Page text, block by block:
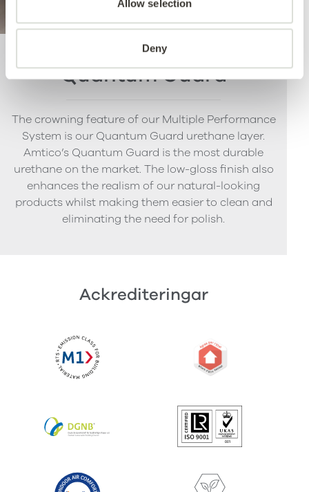
Allow selection
Deny
Quantum Guard
The crowning feature of our Multiple Performance
System is our Quantum Guard urethane layer.
Amtico’s Quantum Guard is the most durable
urethane on the market. The low-gloss finish also
enhances the realism of our natural-looking
products whilst making them easier to clean and
eliminating the need for polish.
Ackrediteringar